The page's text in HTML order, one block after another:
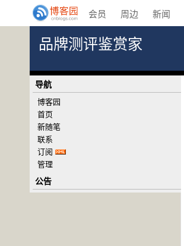
会员 周边 新闻
品牌测评鉴赏家
导航
博客园
首页
新随笔
联系
订阅
管理
公告